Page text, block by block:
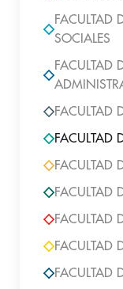
FACULTAD
SOCIALES
FACULTAD
FACULTAD
FACULTAD
FACULTAD
FACULTAD
FACULTAD
FACULTAD
FACULTAD